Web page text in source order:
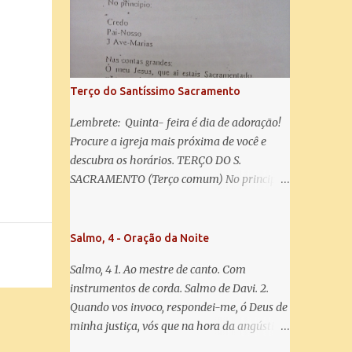
salve! A vós bradamos os degredados filhos
de Eva, a vós suspiramos, gemendo e
chorando neste vale de lágrimas. Eia, pois,
Advogada nossa, estes vossos olhos
misericordiosos a nós volvei, e depois deste
desterro, mostrai-nos Jesus. Bendito é o
fruto do vosso ventre, ó clemente, ó piedosa,
ó doce e sempre Virgem Maria. Rogai por
nós Santa Mãe de Deus. Para que sejamos
dignos das promessas de Cristo. Amém.
Terço do Santíssimo Sacramento
Lembrete: Quinta- feira é dia de adoração!
Procure a igreja mais próxima de você e
descubra os horários. TERÇO DO S.
SACRAMENTO (Terço comum) No principio:
Sacramentado, não permitais que eu viva
coração ao Vosso e o Vosso ao meu, e, nem
sem Vós morra eu! Nas contas pequenas:
Sacramento de Amor! Misericórdia Senhor!
Glória ao Pai: Cristo pão da vida e remédio
Salmo, 4 - Oração da Noite
Salmo, 4 1. Ao mestre de canto. Com
instrumentos de corda. Salmo de Davi. 2.
Quando vos invoco, respondei-me, ó Deus de
minha justiça, vós que na hora da angústia